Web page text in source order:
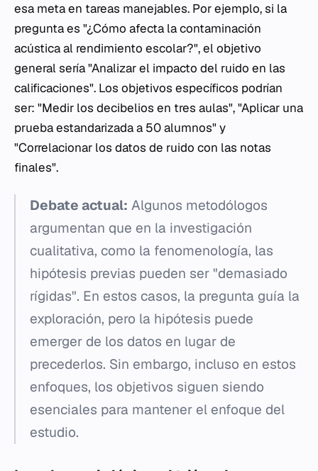
esa meta en tareas manejables. Por ejemplo, si la
pregunta es "¿Cómo afecta la contaminación
acústica al rendimiento escolar?", el objetivo
general sería "Analizar el impacto del ruido en las
calificaciones". Los objetivos específicos podrían
ser: "Medir los decibelios en tres aulas", "Aplicar una
prueba estandarizada a 50 alumnos" y
"Correlacionar los datos de ruido con las notas
finales".
Debate actual: Algunos metodólogos
argumentan que en la investigación
cualitativa, como la fenomenología, las
hipótesis previas pueden ser "demasiado
rígidas". En estos casos, la pregunta guía la
exploración, pero la hipótesis puede
emerger de los datos en lugar de
precederlos. Sin embargo, incluso en estos
enfoques, los objetivos siguen siendo
esenciales para mantener el enfoque del
estudio.